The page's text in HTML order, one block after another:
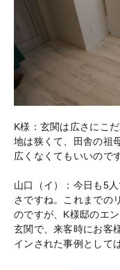
K様：玄関は広さにこ
地は狭くて、田舎の祖
広くなくてもいいので
山口（イ）：今日も5
さですね。これまでの
のですが、K様邸のエ
玄関で、来客時にお客
インされた事例として